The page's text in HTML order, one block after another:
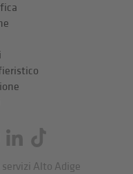
Alto Adige